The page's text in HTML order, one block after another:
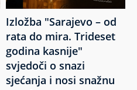
Izložba "Sarajevo – od
rata do mira. Trideset
godina kasnije"
svjedoči o snazi
sjećanja i nosi snažnu